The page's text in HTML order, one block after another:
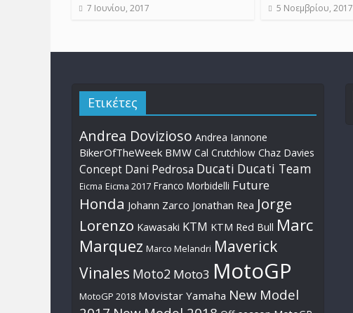
7 Ιουνίου, 2017 5 Νοεμβρίου, 2017
Ετικέτες
Andrea Dovizioso Andrea Iannone
BikerOfTheWeek BMW Cal Crutchlow Chaz Davies
Concept Dani Pedrosa Ducati Ducati Team
Eicma Eicma 2017 Franco Morbidelli Future
Honda Johann Zarco Jonathan Rea Jorge
Lorenzo Kawasaki KTM KTM Red Bull Marc
Marquez Marco Melandri Maverick
Vinales Moto2 Moto3 MotoGP
MotoGP 2018 Movistar Yamaha New Model